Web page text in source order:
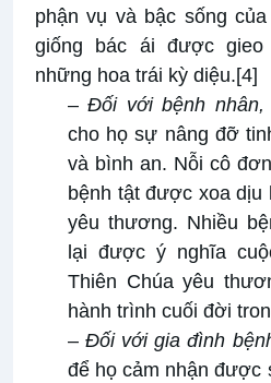
phận vụ và bậc sống
giống bác ái được
những hoa trái kỳ diệu.[4]
–Đối với bệnh nhân,
cho họ sự nâng đỡ
và bình an. Nỗi cô
bệnh tật được xoa
yêu thương. Nhiều
lại được ý nghĩa
Thiên Chúa yêu
hành trình cuối đời
–Đối với gia đình
để họ cảm nhận được